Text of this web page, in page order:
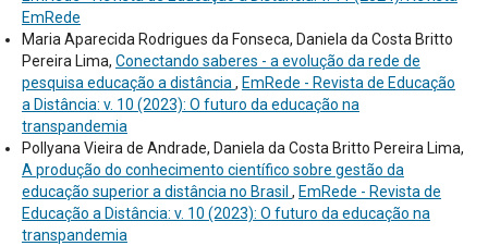
EmRede
Maria Aparecida Rodrigues da Fonseca, Daniela da Costa Britto
Pereira Lima, Conectando saberes - a evolução da rede de
pesquisa educação a distância , EmRede - Revista de Educação
a Distância: v. 10 (2023): O futuro da educação na
transpandemia
Pollyana Vieira de Andrade, Daniela da Costa Britto Pereira Lima,
A produção do conhecimento científico sobre gestão da
educação superior a distância no Brasil , EmRede - Revista de
Educação a Distância: v. 10 (2023): O futuro da educação na
transpandemia